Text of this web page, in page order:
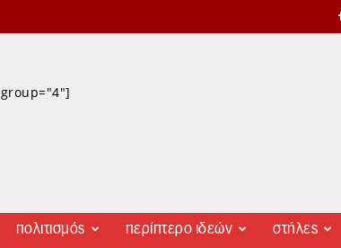
πολιτισμός περίπτερο ιδεών στήλες